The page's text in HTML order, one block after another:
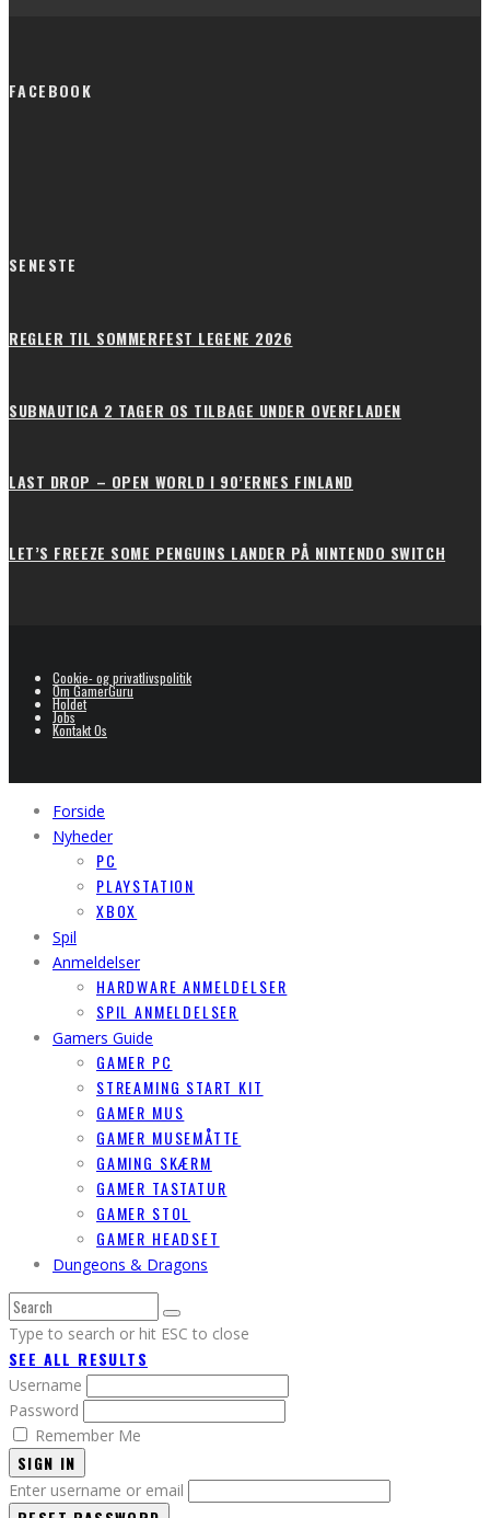
FACEBOOK
SENESTE
REGLER TIL SOMMERFEST LEGENE 2026
SUBNAUTICA 2 TAGER OS TILBAGE UNDER OVERFLADEN
LAST DROP – OPEN WORLD I 90’ERNES FINLAND
LET’S FREEZE SOME PENGUINS LANDER PÅ NINTENDO SWITCH
Cookie- og privatlivspolitik
Om GamerGuru
Holdet
Jobs
Kontakt Os
Forside
Nyheder
PC
PLAYSTATION
XBOX
Spil
Anmeldelser
HARDWARE ANMELDELSER
SPIL ANMELDELSER
Gamers Guide
GAMER PC
STREAMING START KIT
GAMER MUS
GAMER MUSEMÅTTE
GAMING SKÆRM
GAMER TASTATUR
GAMER STOL
GAMER HEADSET
Dungeons & Dragons
Type to search or hit ESC to close
SEE ALL RESULTS
Username
Password
Remember Me
SIGN IN
Enter username or email